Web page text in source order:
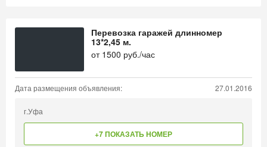
Перевозка гаражей длинномер
13*2,45 м.
от 1500 руб./час
Дата размещения объявления: 27.01.2016
г.Уфа
+7 ПОКАЗАТЬ НОМЕР